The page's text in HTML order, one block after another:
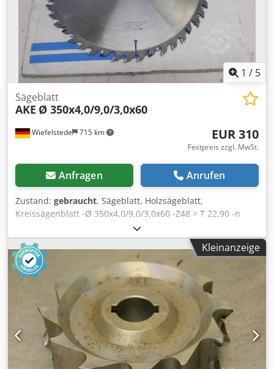
1 / 5
Wiefelstede 715 km
Sägeblatt
AKE Ø 350x4,0/9,0/3,0x60
EUR 310
Festpreis zzgl. MwSt.
Anfragen Anrufen
Zustand: gebraucht, Sägeblatt, Holzsägeblatt,
Kreissägenblatt -Ø 350x4,0/9,0/3,0x60 -Z48 = T 22,90 -n
max. 5500 Dcsdpfx Aeb Uhmbji Tek -0601-5011616 HW -
Preis: pro Stück -Anzahl: 6x vorhanden -Gewicht: 1,6
kg/Stück
Kleinanzeige